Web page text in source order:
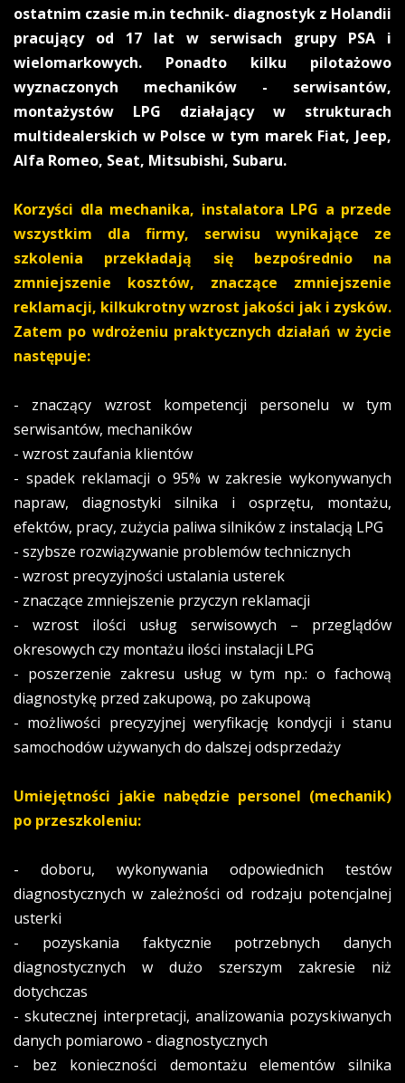
ostatnim czasie m.in technik- diagnostyk z Holandii
pracujący od 17 lat w serwisach grupy PSA i
wielomarkowych. Ponadto kilku pilotażowo
wyznaczonych mechaników - serwisantów,
montażystów LPG działający w strukturach
multidealerskich w Polsce w tym marek Fiat, Jeep,
Alfa Romeo, Seat, Mitsubishi, Subaru.
Korzyści dla mechanika, instalatora LPG a przede
wszystkim dla firmy, serwisu wynikające ze
szkolenia przekładają się bezpośrednio na
zmniejszenie kosztów, znaczące zmniejszenie
reklamacji, kilkukrotny wzrost jakości jak i zysków.
Zatem po wdrożeniu praktycznych działań w życie
następuje:
- znaczący wzrost kompetencji personelu w tym
serwisantów, mechaników
- wzrost zaufania klientów
- spadek reklamacji o 95% w zakresie wykonywanych
napraw, diagnostyki silnika i osprzętu, montażu,
efektów, pracy, zużycia paliwa silników z instalacją LPG
- szybsze rozwiązywanie problemów technicznych
- wzrost precyzyjności ustalania usterek
- znaczące zmniejszenie przyczyn reklamacji
- wzrost ilości usług serwisowych – przeglądów
okresowych czy montażu ilości instalacji LPG
- poszerzenie zakresu usług w tym np.: o fachową
diagnostykę przed zakupową, po zakupową
- możliwości precyzyjnej weryfikację kondycji i stanu
samochodów używanych do dalszej odsprzedaży
Umiejętności jakie nabędzie personel (mechanik)
po przeszkoleniu:
- doboru, wykonywania odpowiednich testów
diagnostycznych w zależności od rodzaju potencjalnej
usterki
- pozyskania faktycznie potrzebnych danych
diagnostycznych w dużo szerszym zakresie niż
dotychczas
- skutecznej interpretacji, analizowania pozyskiwanych
danych pomiarowo - diagnostycznych
- bez konieczności demontażu elementów silnika